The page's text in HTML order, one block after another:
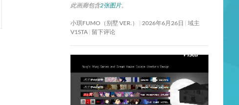
此画廊包含2张图片。
小琪FUMO（别墅 VER.） 2026年6月26日
域主
V1STA 留下评论